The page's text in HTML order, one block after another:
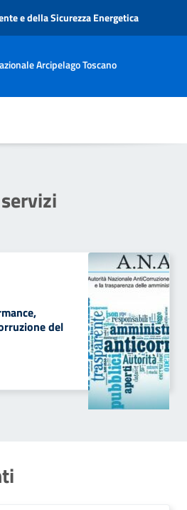
e della Sicurezza Energetica
Arcipelago Toscano
del